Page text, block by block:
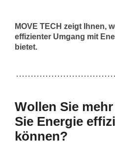
MOVE TECH zeigt Ihnen,
effizienter Umgang mit
bietet.
Wollen Sie
Sie Energie
können?